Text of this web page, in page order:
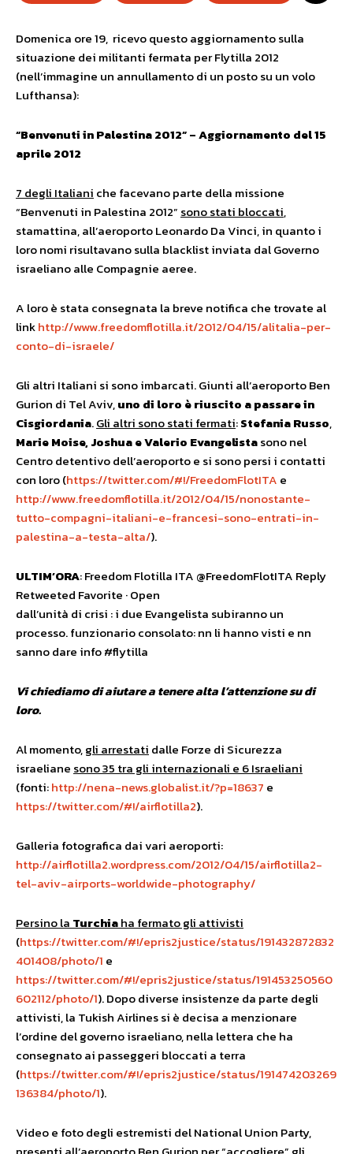
Domenica ore 19, ricevo questo aggiornamento sulla
situazione dei militanti fermata per Flytilla 2012
(nell’immagine un annullamento di un posto su un volo
Lufthansa):
“Benvenuti in Palestina2012”– Aggiornamento del 15
aprile 2012
7 degli Italiani che facevano parte della missione
“Benvenuti in Palestina 2012” sono stati bloccati,
stamattina, all’aeroporto Leonardo Da Vinci, in quanto i
loro nomi risultavano sulla blacklist inviata dal Governo
israeliano alle Compagnie aeree.
A loro è stata consegnata la breve notifica che trovate al
linkhttp://www.freedomflotilla.it/2012/04/15/alitalia-per-
conto-di-israele/
Gli altri Italiani si sono imbarcati. Giunti all’aeroporto Ben
Gurion di Tel Aviv,uno di loro è riuscito a passare in
Cisgiordania.Gli altri sono stati fermati:Stefania Russo,
Marie Moise, Joshua e Valerio Evangelistasono nel
Centro detentivo dell’aeroporto e si sono persi i contatti
con loro (https://twitter.com/#!/FreedomFlotITA e
http://www.freedomflotilla.it/2012/04/15/nonostante-
tutto-compagni-italiani-e-francesi-sono-entrati-in-
palestina-a-testa-alta/).
ULTIM’ORA: Freedom Flotilla ITA @FreedomFlotITA Reply
Retweeted Favorite · Open
dall’unità di crisi : i due Evangelista subiranno un
processo. funzionario consolato: nn li hanno visti e nn
sanno dare info #flytilla
Vi chiediamo di aiutare a tenere alta l’attenzione su di
loro.
Al momento,gli arrestati dalle Forze di Sicurezza
israeliane sono 35 tra gli internazionali e 6 Israeliani
(fonti:http://nena-news.globalist.it/?p=18637 e
https://twitter.com/#!/airflotilla2).
Galleria fotografica dai vari aeroporti:
http://airflotilla2.wordpress.com/2012/04/15/airflotilla2-
tel-aviv-airports-worldwide-photography/
Persinola Turchiaha fermato gli attivisti
(https://twitter.com/#!/epris2justice/status/191432872832
401408/photo/1 e
https://twitter.com/#!/epris2justice/status/191453250560
602112/photo/1). Dopo diverse insistenze da parte degli
attivisti, la Tukish Airlines si è decisa a menzionare
l’ordine del governo israeliano, nella lettera che ha
consegnato ai passeggeri bloccati a terra
(https://twitter.com/#!/epris2justice/status/191474203269
136384/photo/1).
Video e foto degli estremisti del National Union Party,